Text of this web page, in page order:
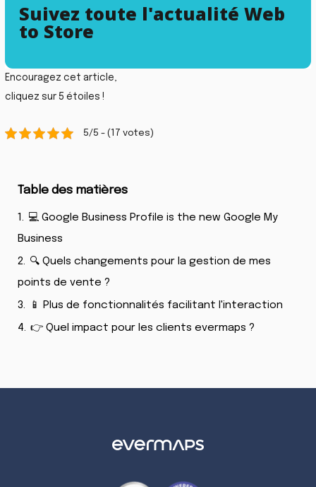
Encouragez cet article,
cliquez sur 5 étoiles !
5/5 - (17 votes)
Table des matières
1. 💻 Google Business Profile is the new Google My
Business
2. 🔍 Quels changements pour la gestion de mes
points de vente ?
3.
📱 Plus de fonctionnalités facilitant l'interaction
4. 👉 Quel impact pour les clients evermaps ?
Suivez toute l'actualité Web
to Store